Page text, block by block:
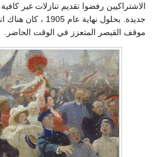
الاشتراكيين رفضوا تقديم تنازلات غير
جديدة. بحلول نهاية
موقف القيصر المتعزز في الوقت الحاضر.